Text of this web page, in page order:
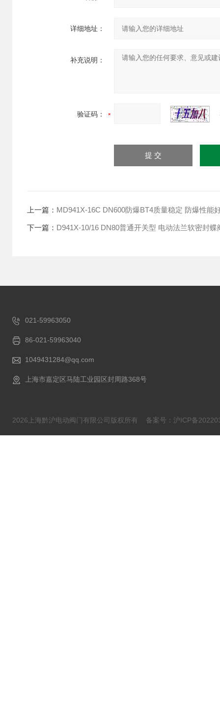
详细地址：
补充说明：
验证码：
上一篇： MD941X-16C DN600防爆BT4质量稳定 防爆性能
下一篇： D941X-10/16 DN80普通开关型 电动法兰软密封蝶
021-59963050
86-021-59963040
1049431284@qq.com
上海市嘉定区马陆工业园区封周路368号
2026上海黔沪电动阀门有限公司版权所有 备案号：沪ICP备